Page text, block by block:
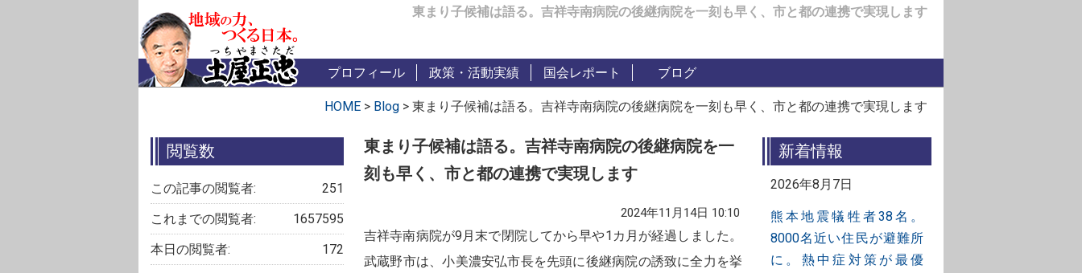
東まり子候補は語る。吉祥寺南病院の後継病院を一刻も早く、市と都の連携で実現します
プロフィール 政策・活動実績 国会レポート ブログ
HOME > Blog > 東まり子候補は語る。吉祥寺南病院の後継病院を一刻も早く、市と都の連携で実現します
閲覧数
251
この記事の閲覧者:
1657595
これまでの閲覧者:
172
本日の閲覧者:
東まり子候補は語る。吉祥寺南病院の後継病院を一
刻も早く、市と都の連携で実現します
2024年11月14日 10:10
吉祥寺南病院が9月末で閉院してから早や1カ月が経過しました。
武蔵野市は、小美濃安弘市長を先頭に後継病院の誘致に全力を挙
新着情報
2026年8月7日
熊本地震犠牲者38名。
8000名近い住民が避難所
に。熱中症対策が最優